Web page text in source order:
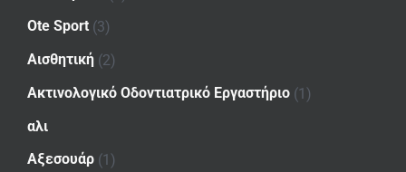
Ote Sport (3)
Αισθητική (2)
Ακτινολογικό Οδοντιατρικό Εργαστήριο (1)
αλι
Αξεσουάρ (1)